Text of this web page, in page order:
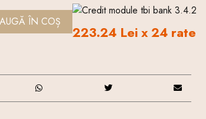
ÎN COȘ
223.24 Lei x 24 rate